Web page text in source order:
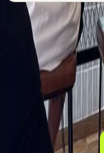
Experimente cafés
Conecte-se com
exclusivos, descubra
dos cafés especiais.
ola@kafex.com.br